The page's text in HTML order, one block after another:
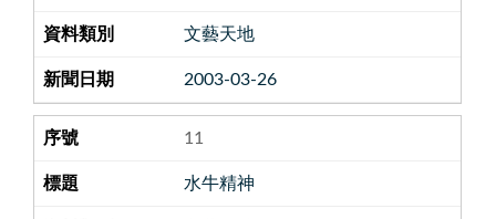
文藝天地
2003-03-26
11
水牛精神